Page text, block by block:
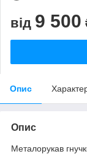
від 9 500
Опис
Опис
Металорукав